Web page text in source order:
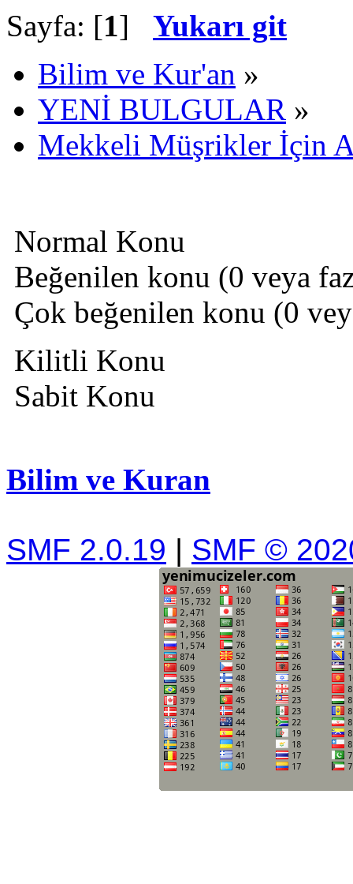
Sayfa: [1] Yukarı git
Bilim ve Kur'an »
YENİ BULGULAR »
Mekkeli Müşrikler İçin
Normal Konu
Beğenilen konu (0 veya
Çok beğenilen konu (0
Kilitli Konu
Sabit Konu
Bilim ve Kuran
SMF 2.0.19 | SMF ©